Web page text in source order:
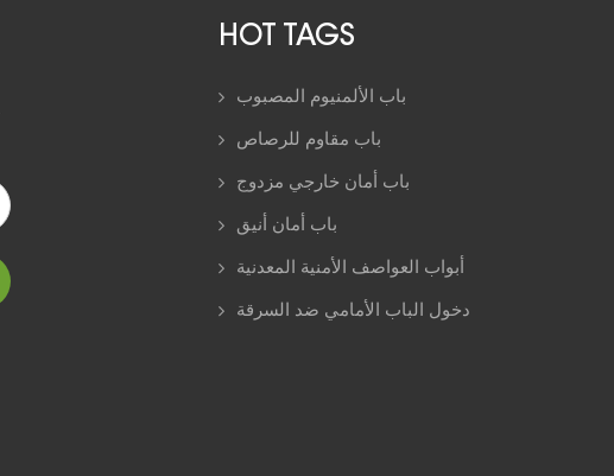
HOT TAGS
باب الألمنيوم المصبوب
باب مقاوم للرصاص
باب أمان خارجي مزدوج
باب أمان أنيق
أبواب العواصف الأمنية المعدنية
دخول الباب الأمامي ضد السرقة